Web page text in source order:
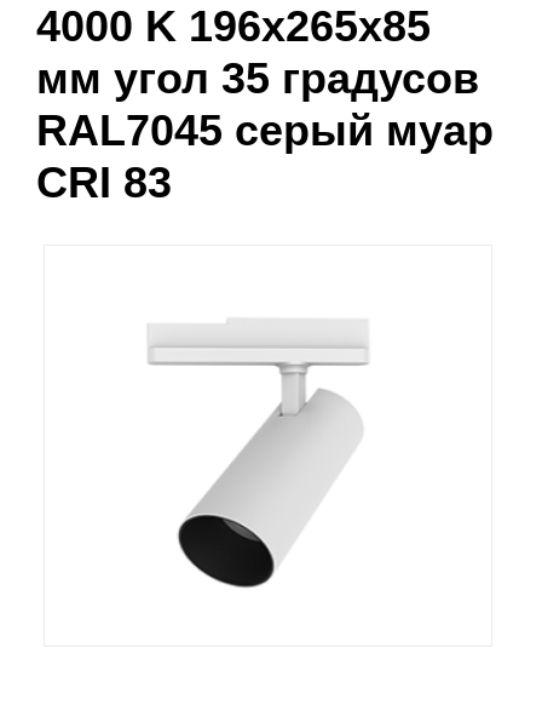
4000 K 196х265х85
мм угол 35 градусов
RAL7045 серый муар
CRI 83